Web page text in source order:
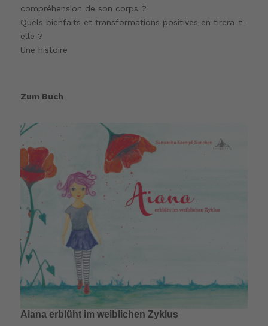
compréhension de son corps ?
Quels bienfaits et transformations positives en tirera-t-
elle ?
Une histoire
Zum Buch
Aiana erblüht im weiblichen Zyklus